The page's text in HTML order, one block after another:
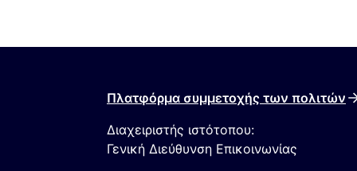
Πλατφόρμα συμμετοχής των πολιτών
Διαχειριστής ιστότοπου:
Γενική Διεύθυνση Επικοινωνίας